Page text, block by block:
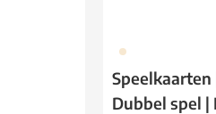
945
Speelkaarten
Dubbel spel